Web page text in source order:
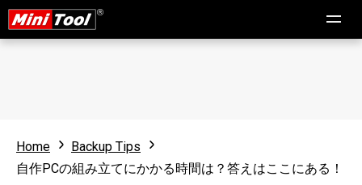
Home
Backup Tips
自作PCの組み立てにかかる時間は？答えはここにある！